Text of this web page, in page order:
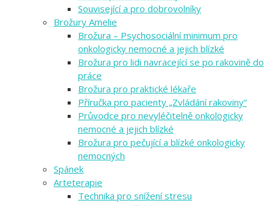
Související a pro dobrovolníky
Brožury Amelie
Brožura – Psychosociální minimum pro
onkologicky nemocné a jejich blízké
Brožura pro lidi navracející se po rakovině do
práce
Brožura pro praktické lékaře
Příručka pro pacienty „Zvládání rakoviny“
Průvodce pro nevyléčitelně onkologicky
nemocné a jejich blízké
Brožura pro pečující a blízké onkologicky
nemocných
Spánek
Arteterapie
Technika pro snížení stresu